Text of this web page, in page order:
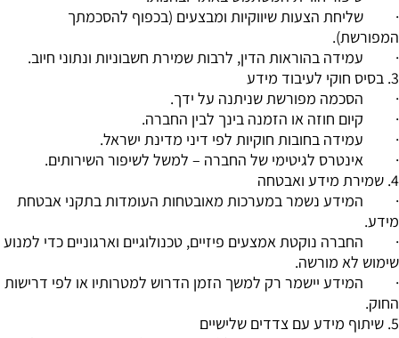
· שליחת הצעות שיווקיות ומבצעים (בכפוף להסכמתך
המפורשת).
· עמידה בהוראות הדין, לרבות שמירת חשבוניות ונתוני חיוב.
3. בסיס חוקי לעיבוד מידע
· הסכמה מפורשת שניתנה על ידך.
· קיום חוזה או הזמנה בינך לבין החברה.
· עמידה בחובות חוקיות לפי דיני מדינת ישראל.
· אינטרס לגיטימי של החברה – למשל לשיפור השירותים.
4. שמירת מידע ואבטחה
· המידע נשמר במערכות מאובטחות העומדות בתקני אבטחת
מידע.
· החברה נוקטת אמצעים פיזיים, טכנולוגיים וארגוניים כדי למנוע
שימוש לא מורשה.
· המידע יישמר רק למשך הזמן הדרוש למטרותיו או לפי דרישות
החוק.
5. שיתוף מידע עם צדדים שלישיים